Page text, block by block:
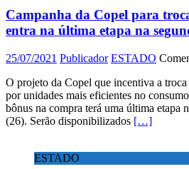
Campanha da Copel para
entra na última etapa na
25/07/2021 Publicador ESTADO
O projeto da Copel que incentiva a
por unidades mais eficientes no
bônus na compra terá uma última etapa
(26). Serão disponibilizados […]
ESTADO